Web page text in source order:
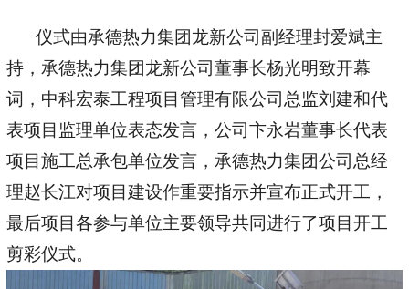
仪式由承德热力集团龙新公司副经理封爱斌主
持，承德热力集团龙新公司董事长杨光明致开幕
词，中科宏泰工程项目管理有限公司总监刘建和代
表项目监理单位表态发言， 公司卞永岩董事长代表
项目施工总承包单位发言，承德热力集团公司总经
理赵长江对项目建设作重要指示并宣布正式开工，
最后项目各参与单位主要领导共同进行了项目开工
剪彩仪式。